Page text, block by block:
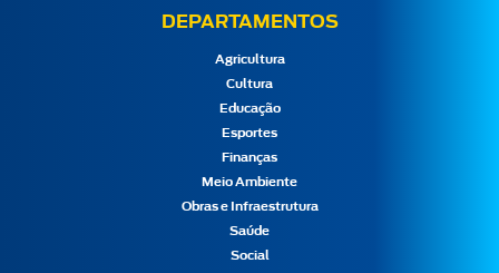
DEPARTAMENTOS
Agricultura
Cultura
Educação
Esportes
Finanças
Meio Ambiente
Obras e Infraestrutura
Saúde
Social